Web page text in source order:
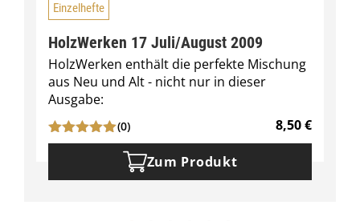
Einzelhefte
HolzWerken 17 Juli/August 2009
HolzWerken enthält die perfekte Mischung
aus Neu und Alt - nicht nur in dieser
Ausgabe:
(0) 8,50€
Zum Produkt